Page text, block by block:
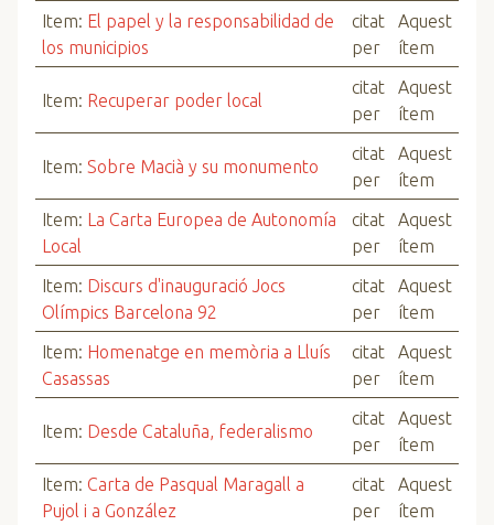
Item: El papel y la responsabilidad de
los municipios
citat
per
Aquest
ítem
Item: Recuperar poder local
citat
per
Aquest
ítem
Item: Sobre Macià y su monumento
citat
per
Aquest
ítem
Item: La Carta Europea de Autonomía
Local
citat
per
Aquest
ítem
Item: Discurs d'inauguració Jocs
Olímpics Barcelona 92
citat
per
Aquest
ítem
Item: Homenatge en memòria a Lluís
Casassas
citat
per
Aquest
ítem
Item: Desde Cataluña, federalismo
citat
per
Aquest
ítem
Item: Carta de Pasqual Maragall a
Pujol i a González
citat
per
Aquest
ítem